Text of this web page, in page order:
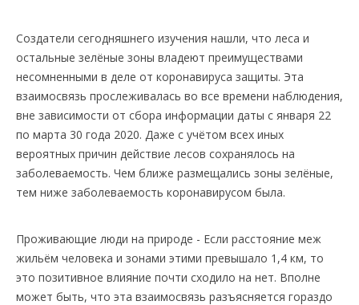
Создатели сегодняшнего изучения нашли, что леса и
остальные зелёные зоны владеют преимуществами
несомненными в деле от коронавируса защиты. Эта
взаимосвязь прослеживалась во все времени наблюдения,
вне зависимости от сбора информации даты с января 22
по марта 30 года 2020. Даже с учётом всех иных
вероятных причин действие лесов сохранялось на
заболеваемость. Чем ближе размещались зоны зелёные,
тем ниже заболеваемость коронавирусом была.
Проживающие люди на природе - Если расстояние меж
жильём человека и зонами этими превышало 1,4 км, то
это позитивное влияние почти сходило на нет. Вполне
может быть, что эта взаимосвязь разъясняется гораздо